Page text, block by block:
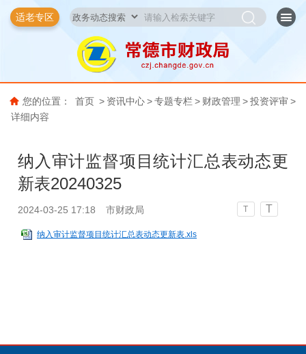
适老专区
您的位置： 首页 > 资讯中心 > 专题专栏 > 财政管理 > 投资评审 >
详细内容
纳入审计监督项目统计汇总表动态更
新表20240325
2024-03-25 17:18 市财政局 T T
纳入审计监督项目统计汇总表动态更新表.xls